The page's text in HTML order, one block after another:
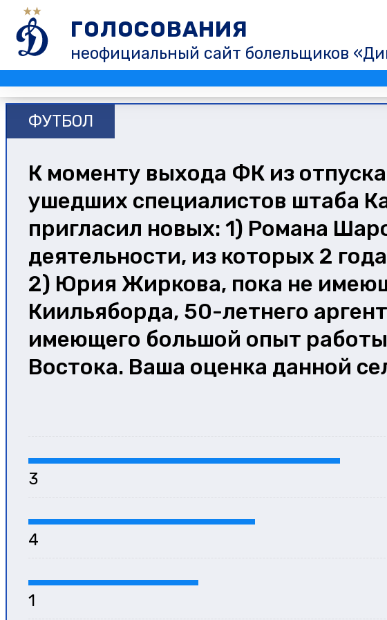
ГОЛОСОВАНИЯ
неофициальный сайт болельщиков
ФУТБОЛ
К моменту выхода ФК из
ушедших специалистов штаба
пригласил новых: 1) Романа
деятельности, из которых 2
2) Юрия Жиркова, пока не
Киильяборда, 50-летнего
имеющего большой опыт
Востока. Ваша оценка данной
3
4
1